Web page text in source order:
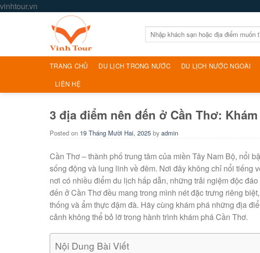
vinhtour.vn
content
Tìm
kiếm:
TRANG CHỦ DU LỊCH TRONG NƯỚC DU LỊCH NƯỚC NGOÀI
LIÊN HỆ
3 địa điểm nên đến ở Cần Thơ:
Posted on 19 Tháng Mười Hai, 2025 by admin
Cần Thơ – thành phố trung tâm của miền Tây Nam Bộ, nổi
sống động và lung linh về đêm. Nơi đây không chỉ nổi tiếng
nơi có nhiều điểm du lịch hấp dẫn, những trải ngiệm độc
đến ở Cần Thơ đều mang trong mình nét đặc trưng riêng
thống và ẩm thực đậm đà. Hãy cùng khám phá những địa
cảnh không thể bỏ lỡ trong hành trình khám phá Cần Thơ.
Nội Dung Bài Viết